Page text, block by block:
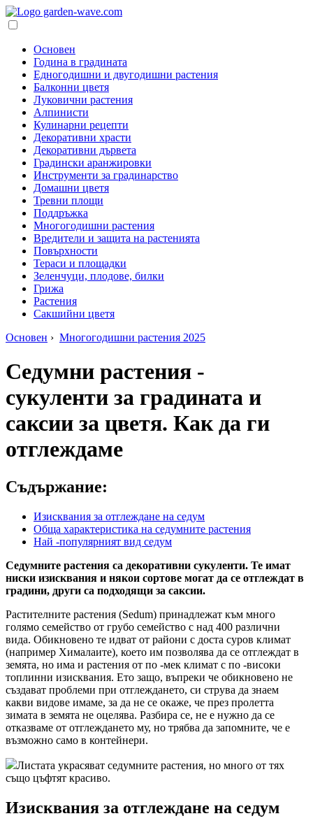
Основен
Година в градината
Едногодишни и двугодишни растения
Балконни цветя
Луковични растения
Алпинисти
Кулинарни рецепти
Декоративни храсти
Декоративни дървета
Градински аранжировки
Инструменти за градинарство
Домашни цветя
Тревни площи
Поддръжка
Многогодишни растения
Вредители и защита на растенията
Повърхности
Тераси и площадки
Зеленчуци, плодове, билки
Грижа
Растения
Сакшийни цветя
Основен › Многогодишни растения 2025
Седумни растения -
сукуленти за градината и
саксии за цветя. Как да ги
отглеждаме
Съдържание:
Изисквания за отглеждане на седум
Обща характеристика на седумните растения
Най -популярният вид седум
Седумните растения са декоративни сукуленти. Те имат
ниски изисквания и някои сортове могат да се отглеждат в
градини, други са подходящи за саксии.
Растителните растения (Sedum) принадлежат към много
голямо семейство от грубо семейство с над 400 различни
вида. Обикновено те идват от райони с доста суров климат
(например Хималаите), което им позволява да се отглеждат в
земята, но има и растения от по -мек климат с по -високи
топлинни изисквания. Ето защо, въпреки че обикновено не
създават проблеми при отглеждането, си струва да знаем
какви видове имаме, за да не се окаже, че през пролетта
зимата в земята не оцелява. Разбира се, не е нужно да се
отказваме от отглеждането му, но трябва да запомните, че е
възможно само в контейнери.
Листата украсяват седумните растения, но много от тях
също цъфтят красиво.
Изисквания за отглеждане на седум